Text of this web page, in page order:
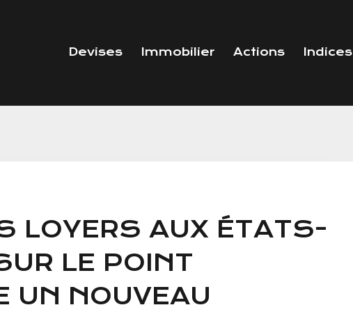
Devises Immobilier Actions Indices
LOYERS AUX ÉTATS-
LE POINT
UN NOUVEAU